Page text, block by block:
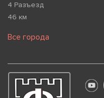
4 Разъезд
46 км
Все города